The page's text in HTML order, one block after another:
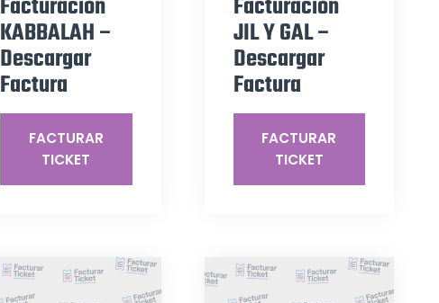
Facturación
KABBALAH –
Descargar
Factura
FACTURAR
TICKET
Facturación
JIL Y GAL –
Descargar
Factura
FACTURAR
TICKET